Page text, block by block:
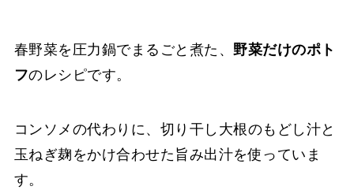
春野菜を圧力鍋でまるごと煮た、 野菜だけのポト
フのレシピです。
コンソメの代わりに、切り干し大根のもどし汁と
玉ねぎ麹をかけ合わせた旨み出汁を使っていま
す。